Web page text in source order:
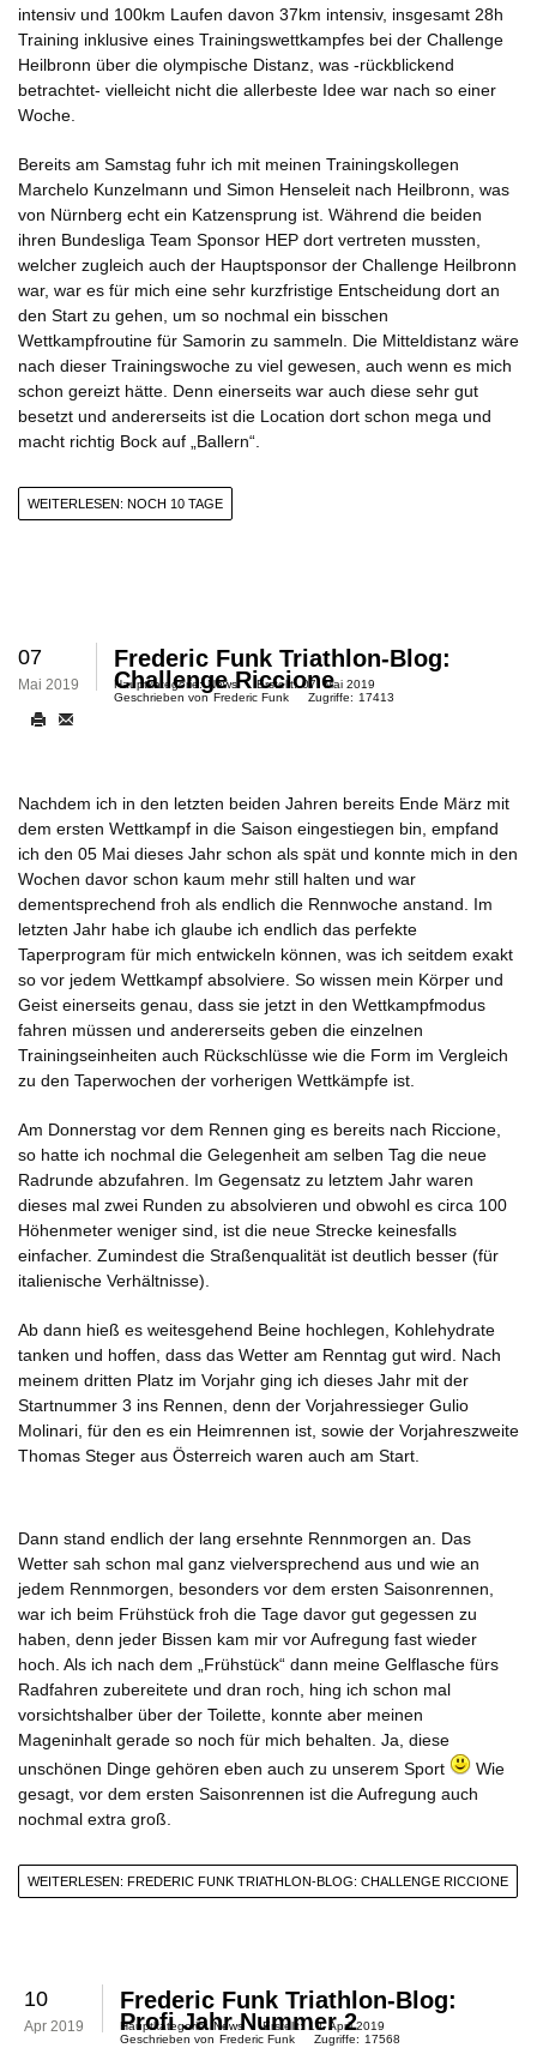
intensiv und 100km Laufen davon 37km intensiv, insgesamt 28h
Training inklusive eines Trainingswettkampfes bei der Challenge
Heilbronn über die olympische Distanz, was -rückblickend
betrachtet- vielleicht nicht die allerbeste Idee war nach so einer
Woche.
Bereits am Samstag fuhr ich mit meinen Trainingskollegen
Marchelo Kunzelmann und Simon Henseleit nach Heilbronn, was
von Nürnberg echt ein Katzensprung ist. Während die beiden
ihren Bundesliga Team Sponsor HEP dort vertreten mussten,
welcher zugleich auch der Hauptsponsor der Challenge Heilbronn
war, war es für mich eine sehr kurzfristige Entscheidung dort an
den Start zu gehen, um so nochmal ein bisschen
Wettkampfroutine für Samorin zu sammeln. Die Mitteldistanz wäre
nach dieser Trainingswoche zu viel gewesen, auch wenn es mich
schon gereizt hätte. Denn einerseits war auch diese sehr gut
besetzt und andererseits ist die Location dort schon mega und
macht richtig Bock auf „Ballern“.
WEITERLESEN: NOCH 10 TAGE
07
Mai 2019
Frederic Funk Triathlon-Blog:
Challenge Riccione
Hauptkategorie: News Erstellt: 07. Mai 2019
Geschrieben von Frederic Funk Zugriffe: 17413
Nachdem ich in den letzten beiden Jahren bereits Ende März mit
dem ersten Wettkampf in die Saison eingestiegen bin, empfand
ich den 05 Mai dieses Jahr schon als spät und konnte mich in den
Wochen davor schon kaum mehr still halten und war
dementsprechend froh als endlich die Rennwoche anstand. Im
letzten Jahr habe ich glaube ich endlich das perfekte
Taperprogram für mich entwickeln können, was ich seitdem exakt
so vor jedem Wettkampf absolviere. So wissen mein Körper und
Geist einerseits genau, dass sie jetzt in den Wettkampfmodus
fahren müssen und andererseits geben die einzelnen
Trainingseinheiten auch Rückschlüsse wie die Form im Vergleich
zu den Taperwochen der vorherigen Wettkämpfe ist.
Am Donnerstag vor dem Rennen ging es bereits nach Riccione,
so hatte ich nochmal die Gelegenheit am selben Tag die neue
Radrunde abzufahren. Im Gegensatz zu letztem Jahr waren
dieses mal zwei Runden zu absolvieren und obwohl es circa 100
Höhenmeter weniger sind, ist die neue Strecke keinesfalls
einfacher. Zumindest die Straßenqualität ist deutlich besser (für
italienische Verhältnisse).
Ab dann hieß es weitesgehend Beine hochlegen, Kohlehydrate
tanken und hoffen, dass das Wetter am Renntag gut wird. Nach
meinem dritten Platz im Vorjahr ging ich dieses Jahr mit der
Startnummer 3 ins Rennen, denn der Vorjahressieger Gulio
Molinari, für den es ein Heimrennen ist, sowie der Vorjahreszweite
Thomas Steger aus Österreich waren auch am Start.
Dann stand endlich der lang ersehnte Rennmorgen an. Das
Wetter sah schon mal ganz vielversprechend aus und wie an
jedem Rennmorgen, besonders vor dem ersten Saisonrennen,
war ich beim Frühstück froh die Tage davor gut gegessen zu
haben, denn jeder Bissen kam mir vor Aufregung fast wieder
hoch. Als ich nach dem „Frühstück“ dann meine Gelflasche fürs
Radfahren zubereitete und dran roch, hing ich schon mal
vorsichtshalber über der Toilette, konnte aber meinen
Mageninhalt gerade so noch für mich behalten. Ja, diese
unschönen Dinge gehören eben auch zu unserem Sport
Wie
gesagt, vor dem ersten Saisonrennen ist die Aufregung auch
nochmal extra groß.
WEITERLESEN: FREDERIC FUNK TRIATHLON-BLOG: CHALLENGE RICCIONE
10
Apr 2019
Frederic Funk Triathlon-Blog:
Profi Jahr Nummer 2
Hauptkategorie: News Erstellt: 10. April 2019
Geschrieben von Frederic Funk Zugriffe: 17568